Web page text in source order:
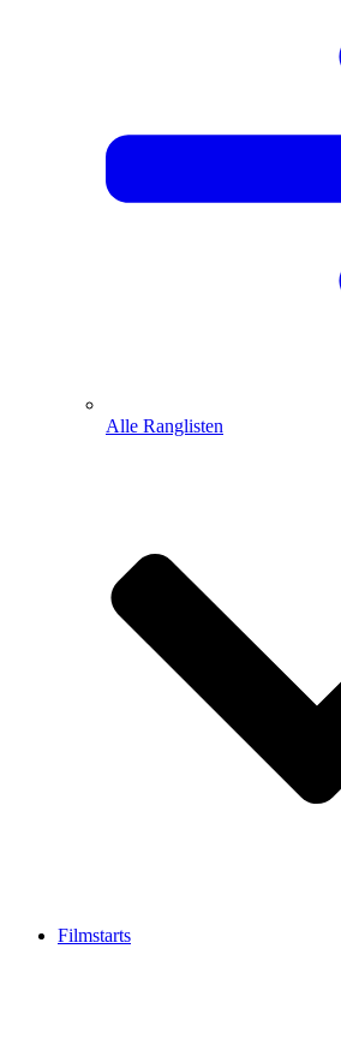
Alle Ranglisten
Filmstarts